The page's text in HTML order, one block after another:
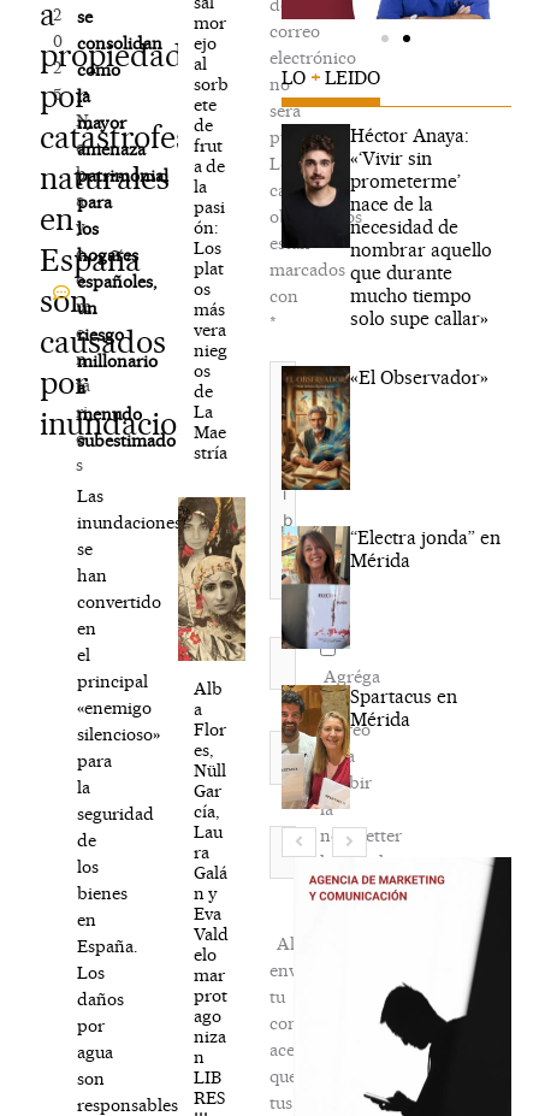
a
propiedades
por
catástrofes
naturales
en
España
son
causados
por
inundaciones
2
0
2
5
N
o
h
a
y
c
o
m
e
n
ta
ri
o
s
se
consolidan
como
la
mayor
amenaza
patrimonial
para
los
hogares
españoles,
un
riesgo
millonario
a
menudo
subestimado
Las
inundaciones
se
han
convertido
en
el
principal
«enemigo
silencioso»
para
la
seguridad
de
los
bienes
en
España.
Los
daños
por
agua
son
responsables
mor
ejo
al
sorb
ete
de
frut
a de
la
pasi
ón:
Los
plat
os
más
vera
nieg
os
de
La
Mae
stría
Alb
a
Flor
es,
Nüll
Gar
cía,
Lau
ra
Galá
n y
Eva
Vald
elo
mar
prot
ago
niza
n
LIB
RES
de
correo
electrónico
no
será
publicada.
Los
campos
obligatorios
están
marcados
con
*
Escribe
aquí...
Nombre*
Correo
electrónico*
Web
Agréga
mi
correo
para
recibir
la
newsletter
habitual
Al
enviar
tu
comentario,
aceptas
que
tus
LO + LEIDO
Héctor Anaya:
«‘Vivir sin
prometerme’
nace de la
necesidad de
nombrar aquello
que durante
mucho tiempo
solo supe callar»
«El Observador»
“Electra jonda” en
Mérida
Spartacus en
Mérida